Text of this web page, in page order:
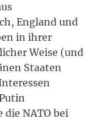
England und
in ihrer
Weise (und
Staaten
NATO bei